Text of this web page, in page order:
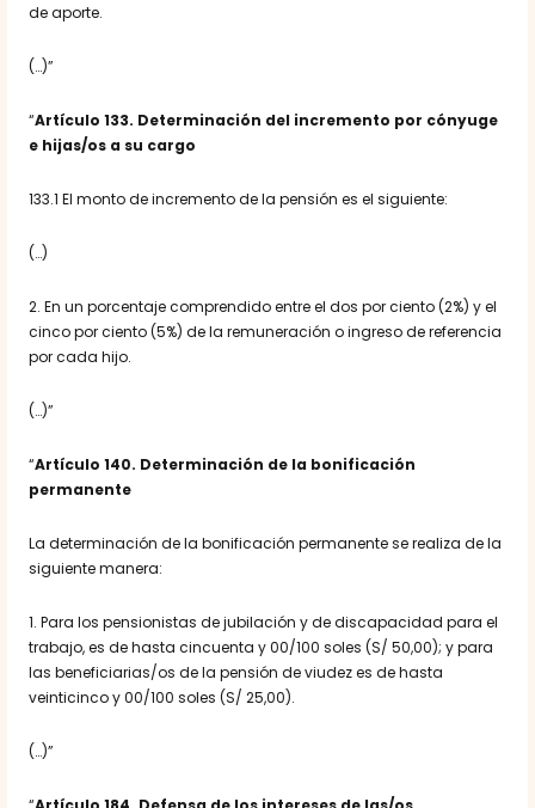
de aporte.
(…)”
“Artículo 133. Determinación del incremento por cónyuge
e hijas/os a su cargo
133.1 El monto de incremento de la pensión es el siguiente:
(…)
2. En un porcentaje comprendido entre el dos por ciento (2%) y el
cinco por ciento (5%) de la remuneración o ingreso de referencia
por cada hijo.
(…)”
“Artículo 140. Determinación de la bonificación
permanente
La determinación de la bonificación permanente se realiza de la
siguiente manera:
1. Para los pensionistas de jubilación y de discapacidad para el
trabajo, es de hasta cincuenta y 00/100 soles (S/ 50,00); y para
las beneficiarias/os de la pensión de viudez es de hasta
veinticinco y 00/100 soles (S/ 25,00).
(…)”